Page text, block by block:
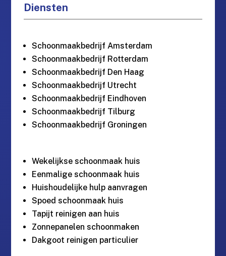
Diensten
Schoonmaakbedrijf Amsterdam
Schoonmaakbedrijf Rotterdam
Schoonmaakbedrijf Den Haag
Schoonmaakbedrijf Utrecht
Schoonmaakbedrijf Eindhoven
Schoonmaakbedrijf Tilburg
Schoonmaakbedrijf Groningen
Wekelijkse schoonmaak huis
Eenmalige schoonmaak huis
Huishoudelijke hulp aanvragen
Spoed schoonmaak huis
Tapijt reinigen aan huis
Zonnepanelen schoonmaken
Dakgoot reinigen particulier